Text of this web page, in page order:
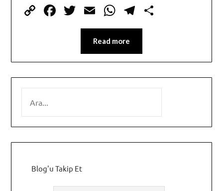
CopyFacebook
Twitter
EmailWhatsApp
Telegram
Read more
Blog'u Takip Et